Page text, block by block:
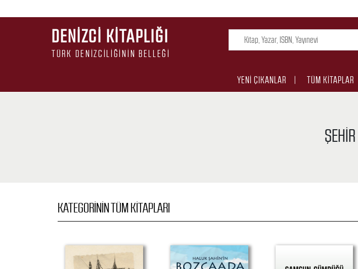
DENIZCI KITAPLIĞI
TÜRK DENIZCILIĞININ BELLEĞI
YENI ÇIKANLAR TÜM KITAPLAR
ŞEHIR
KATEGORININ TÜM KITAPLARI